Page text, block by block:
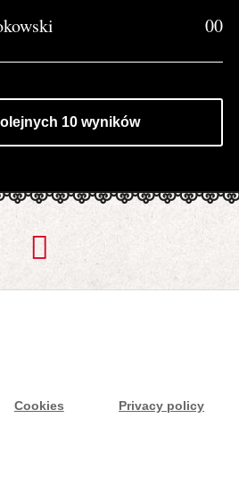
00
10 wyników
Cookies Privacy policy